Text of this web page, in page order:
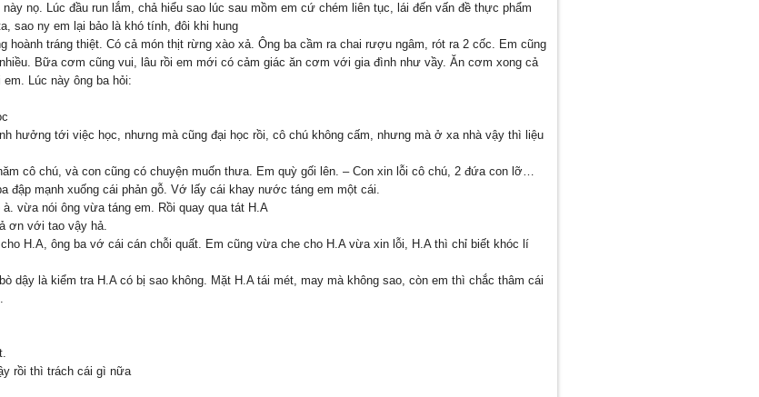
nọ. Lúc đầu run lắm, chả hiểu sao lúc sau mồm em cứ chém liên tục, lái đến vấn đề thực phẩm
sao ny em lại bảo là khó tính, đôi khi hung
hoành tráng thiệt. Có cả món thịt rừng xào xả. Ông ba cầm ra chai rượu ngâm, rót ra 2 cốc. Em cũng
Bữa cơm cũng vui, lâu rồi em mới có cảm giác ăn cơm với gia đình như vầy. Ăn cơm xong cả
Lúc này ông ba hỏi:
hưởng tới việc học, nhưng mà cũng đại học rồi, cô chú không cấm, nhưng mà ở xa nhà vậy thì liệu
cô chú, và con cũng có chuyện muốn thưa. Em quỳ gối lên. – Con xin lỗi cô chú, 2 đứa con lỡ…
đập mạnh xuống cái phản gỗ. Vớ lấy cái khay nước táng em một cái.
vừa nói ông vừa táng em. Rồi quay qua tát H.A
ơn với tao vậy hả.
H.A, ông ba vớ cái cán chỗi quất. Em cũng vừa che cho H.A vừa xin lỗi, H.A thì chỉ biết khóc lí
dậy là kiểm tra H.A có bị sao không. Mặt H.A tái mét, may mà không sao, còn em thì chắc thâm cái
rồi thì trách cái gì nữa